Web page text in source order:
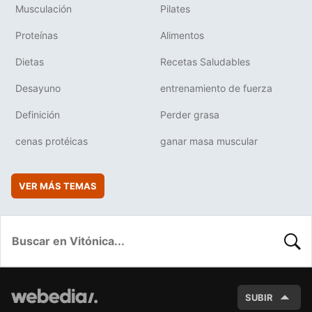
Musculación Pilates
Proteínas Alimentos
Dietas Recetas Saludables
Desayuno entrenamiento de fuerza
Definición Perder grasa
cenas protéicas ganar masa muscular
VER MÁS TEMAS
SUBIR